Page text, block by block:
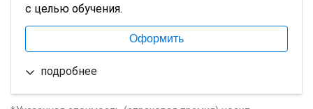
с целью обучения.
Оформить
подробнее